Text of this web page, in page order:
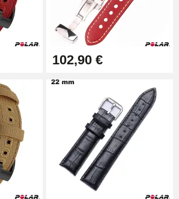
Kit Réparation Montre Débutant
Pied à Coulisse Numérique
9,90 €
Kit Horlogerie Débutant
26,90 €
102,90 €